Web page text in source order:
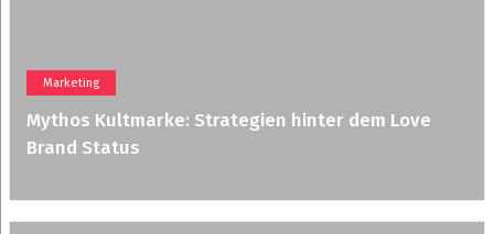
Marketing
Mythos Kultmarke: Strategien hinter dem Love
Brand Status